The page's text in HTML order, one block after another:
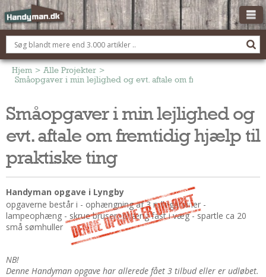
OM HANDYMAN.DK
FÅ 3 TILBUD
ANNONCERING
BOLIG KØBERÅDGIVNING
TØMRER/SNEDKER
Reparation Og Vedligehold
Om Materialer
Om Værktøj
Andet
Regler Og Love
Hjem > Alle Projekter >
Småopgaver i min lejlighed og evt. aftale om fremtidig hjælp til
Småopgaver i min lejlighed og
evt. aftale om fremtidig hjælp til
praktiske ting
Handyman opgave i Lyngby
opgaverne består i - ophængning af 3 rullegardiner -
lampeophæng - skrue bruserophæng fast i væg - spartle ca 20
små sømhuller
NB!
Denne Handyman opgave har allerede fået 3 tilbud eller er udløbet.